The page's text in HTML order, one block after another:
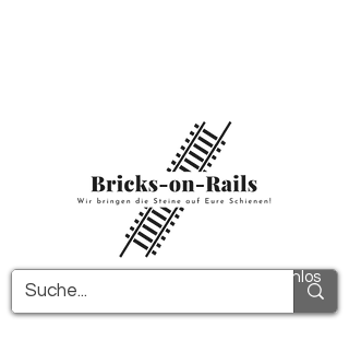
Alle PDF-Anleitungen werden kostenlos